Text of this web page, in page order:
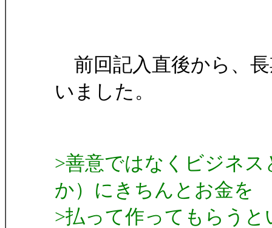
前回記入直後から、
いました。
>善意ではなくビジネ
か）にきちんとお金を
>払って作ってもらう